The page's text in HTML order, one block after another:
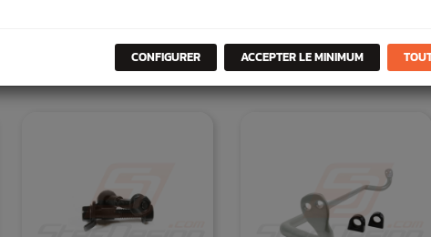
LA MÊME
CONFIGURER ACCEPTER LE MINIMUM